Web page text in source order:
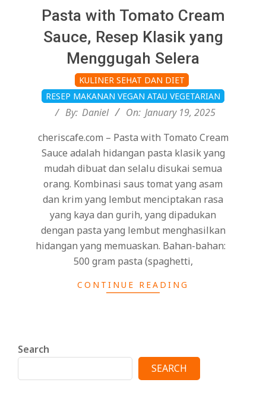
Pasta with Tomato Cream
Sauce, Resep Klasik yang
Menggugah Selera
01-
19
KULINER SEHAT DAN DIET
RESEP MAKANAN VEGAN ATAU VEGETARIAN
By: Daniel On: January 19, 2025
cheriscafe.com – Pasta with Tomato Cream
Sauce adalah hidangan pasta klasik yang
mudah dibuat dan selalu disukai semua
orang. Kombinasi saus tomat yang asam
dan krim yang lembut menciptakan rasa
yang kaya dan gurih, yang dipadukan
dengan pasta yang lembut menghasilkan
hidangan yang memuaskan. Bahan-bahan:
500 gram pasta (spaghetti,
CONTINUE READING
Search
SEARCH